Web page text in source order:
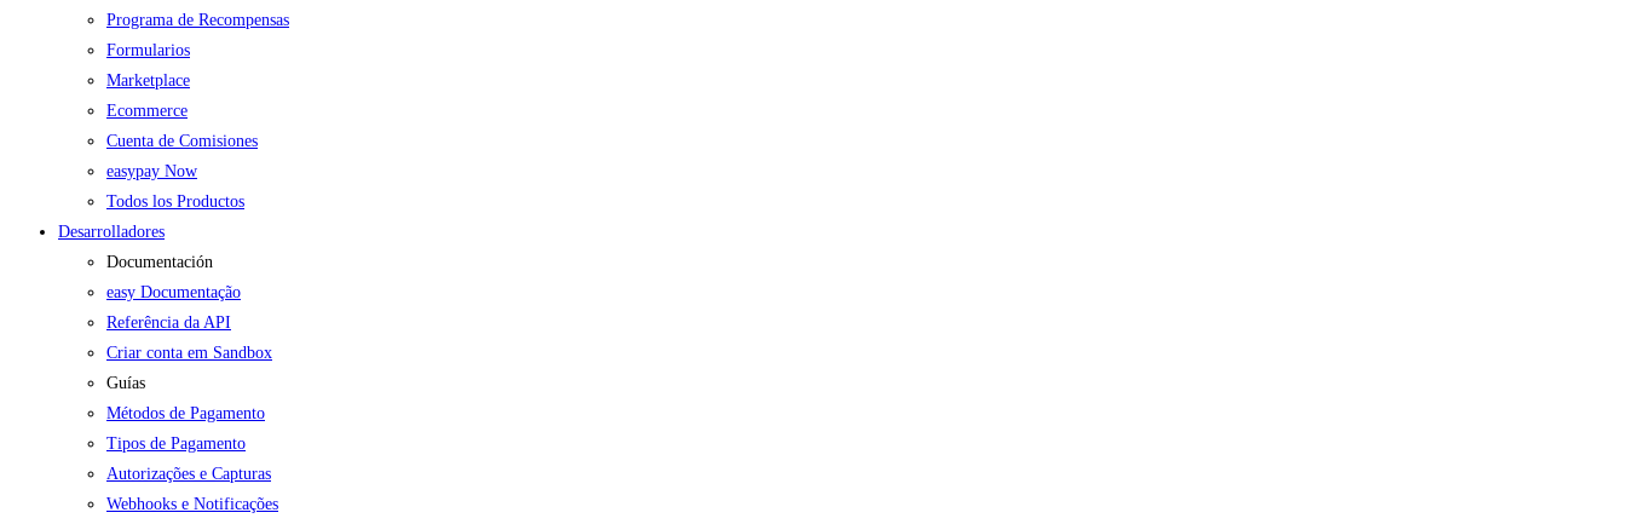
Programa de Recompensas
Formularios
Marketplace
Ecommerce
Cuenta de Comisiones
easypay Now
Todos los Productos
Desarrolladores
Documentación
easy Documentação
Referência da API
Criar conta em Sandbox
Guías
Métodos de Pagamento
Tipos de Pagamento
Autorizações e Capturas
Webhooks e Notificações